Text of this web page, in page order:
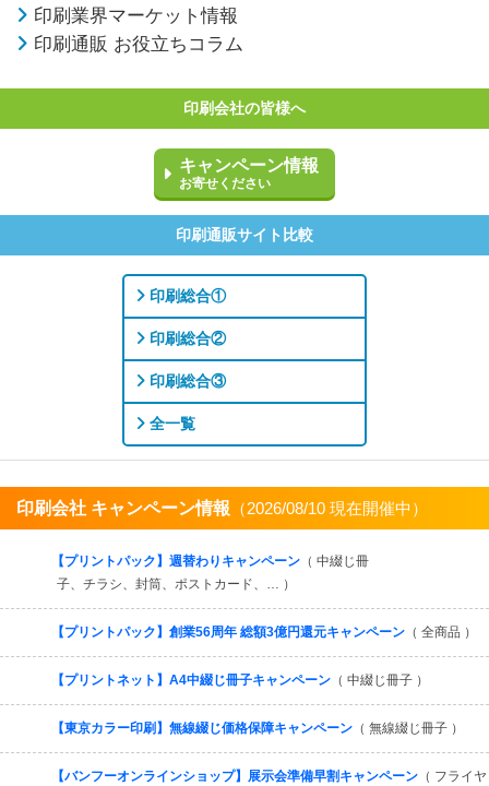
印刷業界マーケット情報
印刷通販 お役立ちコラム
印刷会社の皆様へ
キャンペーン情報
お寄せください
印刷通販サイト比較
印刷総合①
印刷総合②
印刷総合③
全一覧
印刷会社 キャンペーン情報 （2026/08/10 現在開催中）
【プリントパック】週替わりキャンペーン （ 中綴じ冊
子、チラシ、封筒、ポストカード、… ）
【プリントパック】創業56周年 総額3億円還元キャンペーン （ 全商品 ）
【プリントネット】A4中綴じ冊子キャンペーン （ 中綴じ冊子 ）
【東京カラー印刷】無線綴じ価格保障キャンペーン （ 無線綴じ冊子 ）
【バンフーオンラインショップ】展示会準備早割キャンペーン （ フライヤ